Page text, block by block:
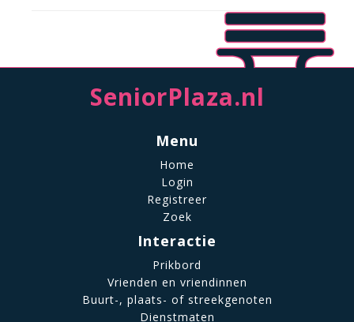
SeniorPlaza.nl
Menu
Home
Login
Registreer
Zoek
Interactie
Prikbord
Vrienden en vriendinnen
Buurt-, plaats- of streekgenoten
Dienstmaten